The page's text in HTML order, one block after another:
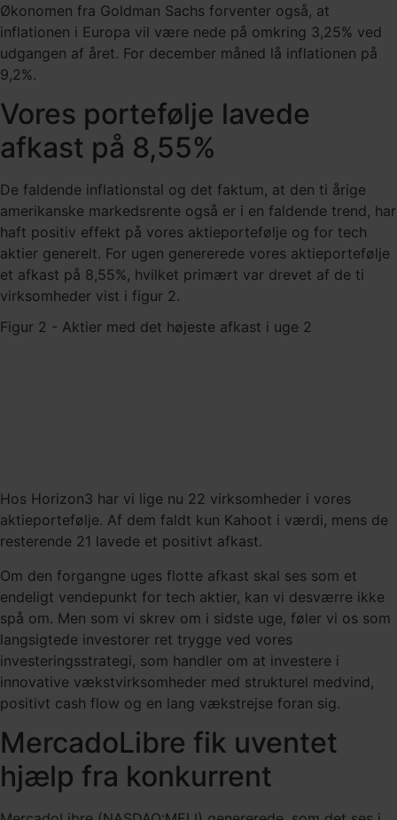
Økonomen fra Goldman Sachs forventer også, at
inflationen i Europa vil være nede på omkring 3,25% ved
udgangen af året. For december måned lå inflationen på
9,2%.
Vores portefølje lavede
afkast på 8,55%
De faldende inflationstal og det faktum, at den ti årige
amerikanske markedsrente også er i en faldende trend, har
haft positiv effekt på vores aktieportefølje og for tech
aktier generelt. For ugen genererede vores aktieportefølje
et afkast på 8,55%, hvilket primært var drevet af de ti
virksomheder vist i figur 2.
Figur 2 - Aktier med det højeste afkast i uge 2
Hos Horizon3 har vi lige nu 22 virksomheder i vores
aktieportefølje. Af dem faldt kun Kahoot i værdi, mens de
resterende 21 lavede et positivt afkast.
Om den forgangne uges flotte afkast skal ses som et
endeligt vendepunkt for tech aktier, kan vi desværre ikke
spå om. Men som vi skrev om i sidste uge, føler vi os som
langsigtede investorer ret trygge ved vores
investeringsstrategi, som handler om at investere i
innovative vækstvirksomheder med strukturel medvind,
positivt cash flow og en lang vækstrejse foran sig.
MercadoLibre fik uventet
hjælp fra konkurrent